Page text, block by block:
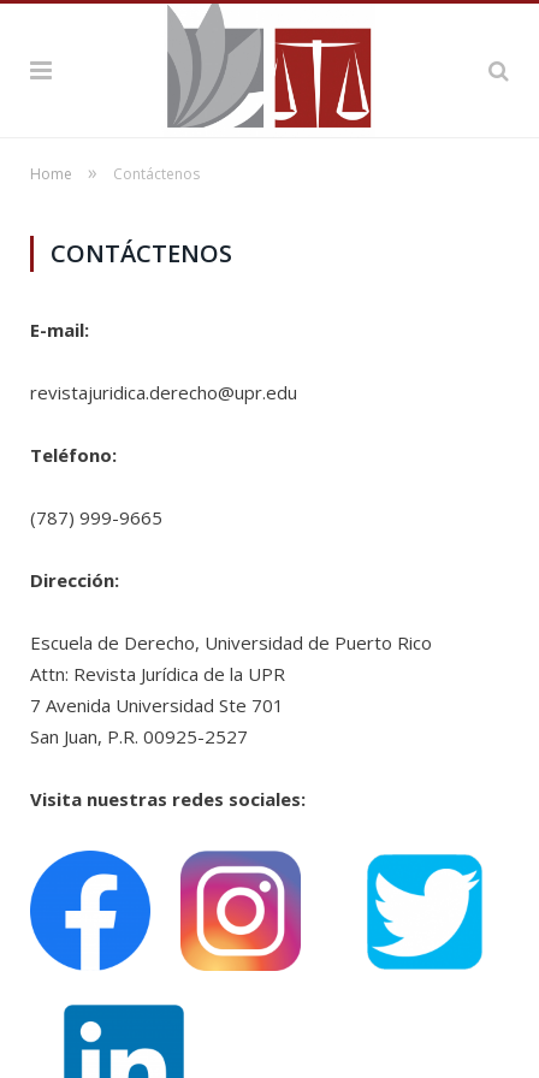
Home » Contáctenos
CONTÁCTENOS
E-mail:
revistajuridica.derecho@upr.edu
Teléfono:
(787) 999-9665
Dirección:
Escuela de Derecho, Universidad de Puerto Rico
Attn: Revista Jurídica de la UPR
7 Avenida Universidad Ste 701
San Juan, P.R. 00925-2527
Visita nuestras redes sociales: